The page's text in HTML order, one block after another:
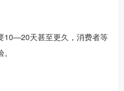
10—20天甚至更久， 消费者等